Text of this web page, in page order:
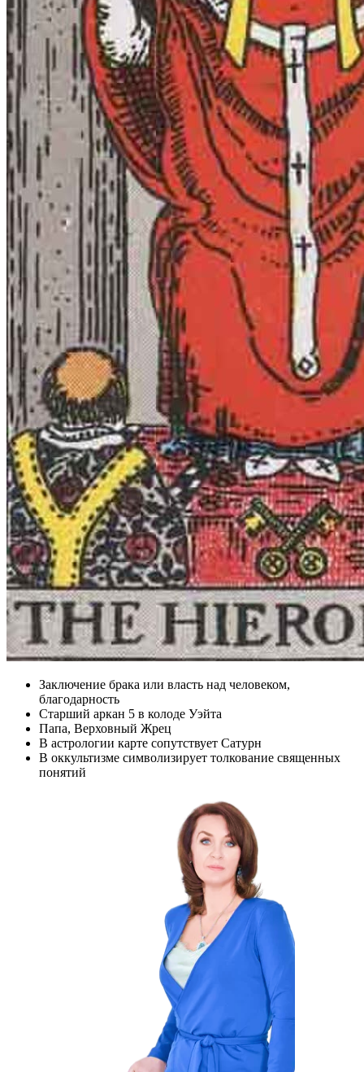
Заключение брака или власть над человеком,
благодарность
Старший аркан 5 в колоде Уэйта
Папа, Верховный Жрец
В астрологии карте сопутствует Сатурн
В оккультизме символизирует толкование священных
понятий